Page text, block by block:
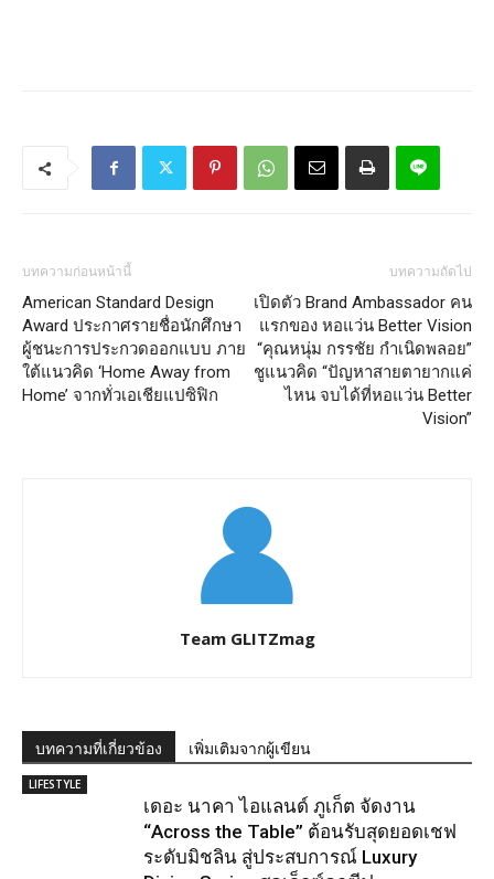
บทความก่อนหน้านี้
American Standard Design
Award ประกาศรายชื่อนักศึกษา
ผู้ชนะการประกวดออกแบบ ภาย
ใต้แนวคิด ‘Home Away from
Home’ จากทั่วเอเชียแปซิฟิก
บทความถัดไป
เปิดตัว Brand Ambassador คน
แรกของ หอแว่น Better Vision
“คุณหนุ่ม กรรชัย กำเนิดพลอย”
ชูแนวคิด “ปัญหาสายตายากแค่
ไหน จบได้ที่หอแว่น Better
Vision”
Team GLITZmag
บทความที่เกี่ยวข้อง เพิ่มเติมจากผู้เขียน
LIFESTYLE
เดอะ นาคา ไอแลนด์ ภูเก็ต จัดงาน
“Across the Table” ต้อนรับสุดยอดเชฟ
ระดับมิชลิน สู่ประสบการณ์ Luxury